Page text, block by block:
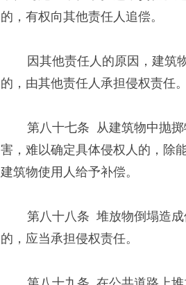
的，有权向其他责任人追偿。
因其他责任人的原因，建筑物
的，由其他责任人承担侵权责任
第八十七条 从建筑物中抛掷
害，难以确定具体侵权人的，除
建筑物使用人给予补偿。
第八十八条 堆放物倒塌造成
的，应当承担侵权责任。